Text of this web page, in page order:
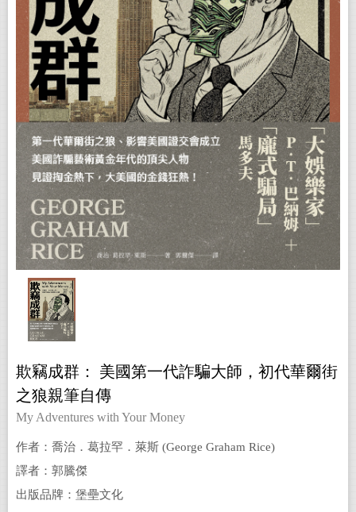
欺竊成群： 美國第一代詐騙大師，初代華爾街
之狼親筆自傳
My Adventures with Your Money
作者：喬治．葛拉罕．萊斯 (George Graham Rice)
譯者：郭騰傑
出版品牌：堡壘文化